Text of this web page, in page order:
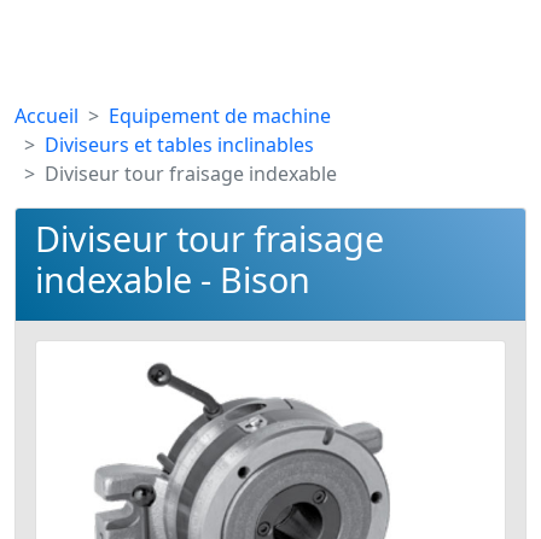
Accueil
Equipement de machine
Diviseurs et tables inclinables
Diviseur tour fraisage indexable
Diviseur tour fraisage
indexable - Bison